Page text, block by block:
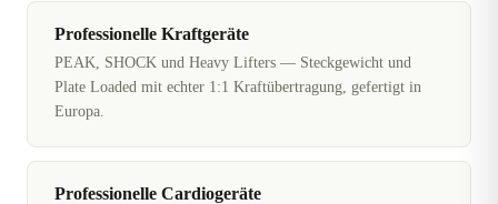
Professionelle Kraftgeräte
PEAK, SHOCK und Heavy Lifters — Steckgewicht und
Plate Loaded mit echter 1:1 Kraftübertragung, gefertigt in
Europa.
Professionelle Cardiogeräte